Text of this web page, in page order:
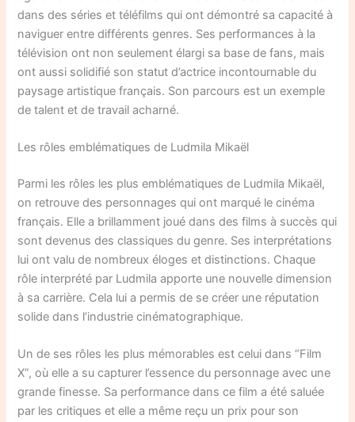
dans des séries et téléfilms qui ont démontré sa capacité à
naviguer entre différents genres. Ses performances à la
télévision ont non seulement élargi sa base de fans, mais
ont aussi solidifié son statut d’actrice incontournable du
paysage artistique français. Son parcours est un exemple
de talent et de travail acharné.
Les rôles emblématiques de Ludmila Mikaël
Parmi les rôles les plus emblématiques de Ludmila Mikaël,
on retrouve des personnages qui ont marqué le cinéma
français. Elle a brillamment joué dans des films à succès qui
sont devenus des classiques du genre. Ses interprétations
lui ont valu de nombreux éloges et distinctions. Chaque
rôle interprété par Ludmila apporte une nouvelle dimension
à sa carrière. Cela lui a permis de se créer une réputation
solide dans l’industrie cinématographique.
Un de ses rôles les plus mémorables est celui dans “Film
X”, où elle a su capturer l’essence du personnage avec une
grande finesse. Sa performance dans ce film a été saluée
par les critiques et elle a même reçu un prix pour son